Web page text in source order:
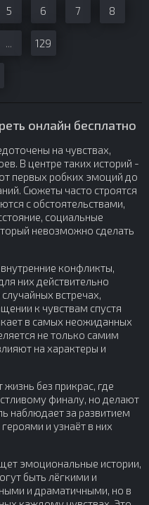
5 6 7 8
... 129
онлайн бесплатно
на чувствах,
В центре таких историй -
первых робких эмоций до
Сюжеты часто строятся
с обстоятельствами,
социальные
невозможно сделать
конфликты,
них действительно
встречах,
к чувствам спустя
в самых неожиданных
не только самим
на характеры и
без прикрас, где
финалу, но делают
наблюдает за развитием
и узнаёт в них
эмоциональные истории,
быть лёгкими и
и драматичными, но в